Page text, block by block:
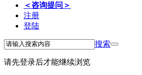
＜咨询提问＞
注册
登陆
搜索
请先登录后才能继续浏览